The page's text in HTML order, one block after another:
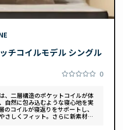
チコイルモデル シングル
0
、二層構造のポケットコイルが体
自然に包み込むような寝心地を実
コイルが寝返りをサポートし、
さしくフィット。さらに新素材